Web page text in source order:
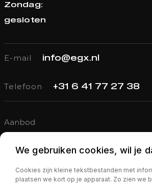
Zondag:
gesloten
E-mail info@egx.nl
Telefoon +31 6 41 77 27 38
Aanbod
Diensten
Over ons
We gebruiken cookies, wil je
Cookies zijn kleine tekstbestanden met
plaatsen we kort op je apparaat. Zo zien we